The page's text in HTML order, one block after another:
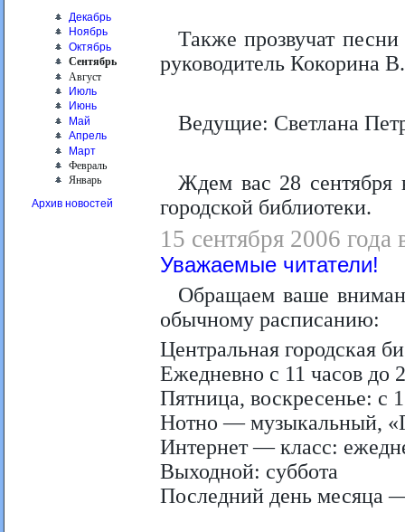
Декабрь
Ноябрь
Октябрь
Сентябрь
Август
Июль
Июнь
Май
Апрель
Март
Февраль
Январь
Архив новостей
Также прозвучат
руководитель Кокорина
Ведущие: Светлана
Ждем вас 28 сентября
городской библиотеки.
15 сентября 2006 года
Уважаемые читатели!
Обращаем ваше
обычному расписанию:
Центральная городская
Ежедневно с 11 часов до
Пятница, воскресенье: с
Нотно — музыкальный,
Интернет — класс:
Выходной: суббота
Последний день месяца